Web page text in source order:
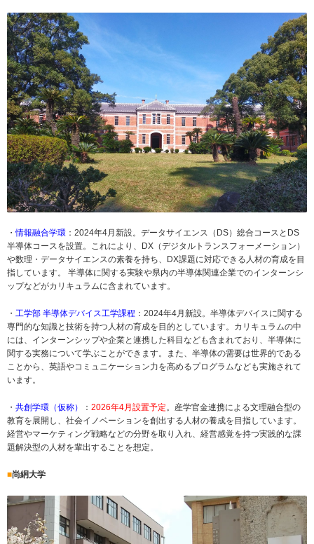
・情報融合学環 ： 2024年4月新設。データサイエンス（DS）総合コースとDS
半導体コースを設置。これにより、DX（デジタルトランスフォーメーション）
や数理・データサイエンスの素養を持ち、DX課題に対応できる人材の育成を目
指しています。
​半導体に関する実験や県内の半導体関連企業でのインターンシ
ップなどがカリキュラムに含まれています。
・ 工学部 半導体デバイス工学課程 ： 2024年4月新設。半導体デバイスに関する
専門的な知識と技術を持つ人材の育成を目的としています。カリキュラムの中
には、インターンシップや企業と連携した科目なども含まれており、半導体に
関する実務について学ぶことができます。また、半導体の需要は世界的である
ことから、英語やコミュニケーション力を高めるプログラムなども実施されて
います。
・ 共創学環（仮称） ： 2026年4月設置予定。産学官金連携による文理融合型の
教育を展開し、社会イノベーションを創出する人材の養成を目指しています。
経営やマーケティング戦略などの分野を取り入れ、経営感覚を持つ実践的な課
題解決型の人材を輩出することを想定。
■尚絅大学